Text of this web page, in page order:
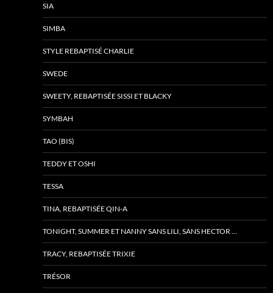
SIA
SIMBA
STYLE REBAPTISÉ CHARLIE
SWEDE
SWEETY, REBAPTISÉE SISSI ET BLACKY
SYMBAH
TAO (BIS)
TEDDY ET OSHI
TESSA
TINA, REBAPTISÉE QIN-A
TONIGHT, SUMMER ET NANNY SANS LILI, SANS HECTOR …
TRACY, REBAPTISÉE TRIXIE
TRÉSOR